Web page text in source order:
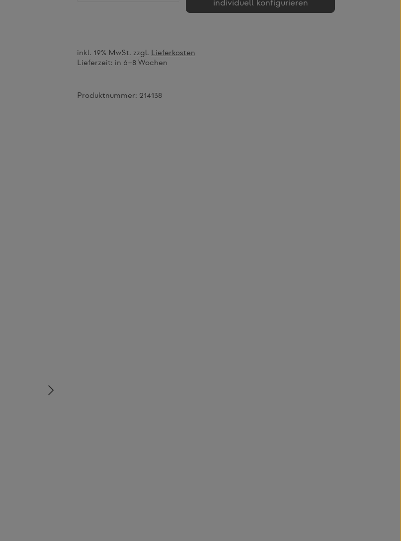
individuell konfigurieren
inkl. 19% MwSt. zzgl. Lieferkosten
Lieferzeit: in 6–8 Wochen
Produktnummer: 214138